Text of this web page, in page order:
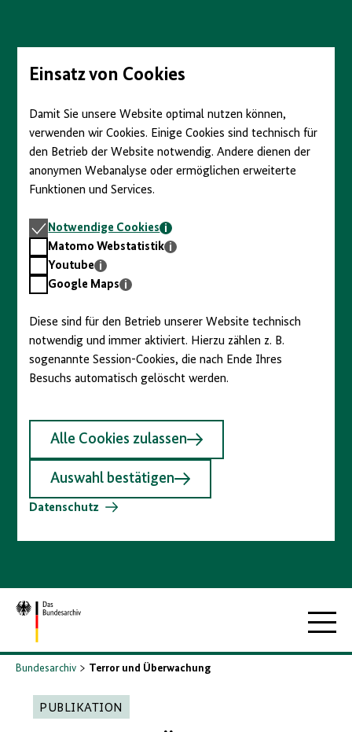
Seiteninhalt
springenEinsatz von Cookies
Damit Sie unsere Website optimal nutzen können,
verwenden wir Cookies. Einige Cookies sind technisch für
den Betrieb der Website notwendig. Andere dienen der
anonymen Webanalyse oder ermöglichen erweiterte
Funktionen und Services.
Notwendige
Cookies
Notwendige Cookies
Matomo
Webstatistik
Matomo Webstatistik
Youtube
Youtube
GoogleGoogle Maps
Diese sind für den Betrieb unserer Website technisch
notwendig und immer aktiviert. Hierzu zählen z. B.
sogenannte Session-Cookies, die nach Ende Ihres
Besuchs automatisch gelöscht werden.
Alle Cookies zulassen
Auswahl bestätigen
Datenschutz
Zur
Startseite
Bundesarchiv Terror und Überwachung
PUBLIKATION